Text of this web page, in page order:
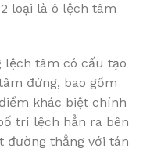
loại là ô lệch tâm
lệch tâm có cấu tạo
đứng, bao gồm
khác biệt chính
trí lệch hẳn ra bên
đường thẳng với tán